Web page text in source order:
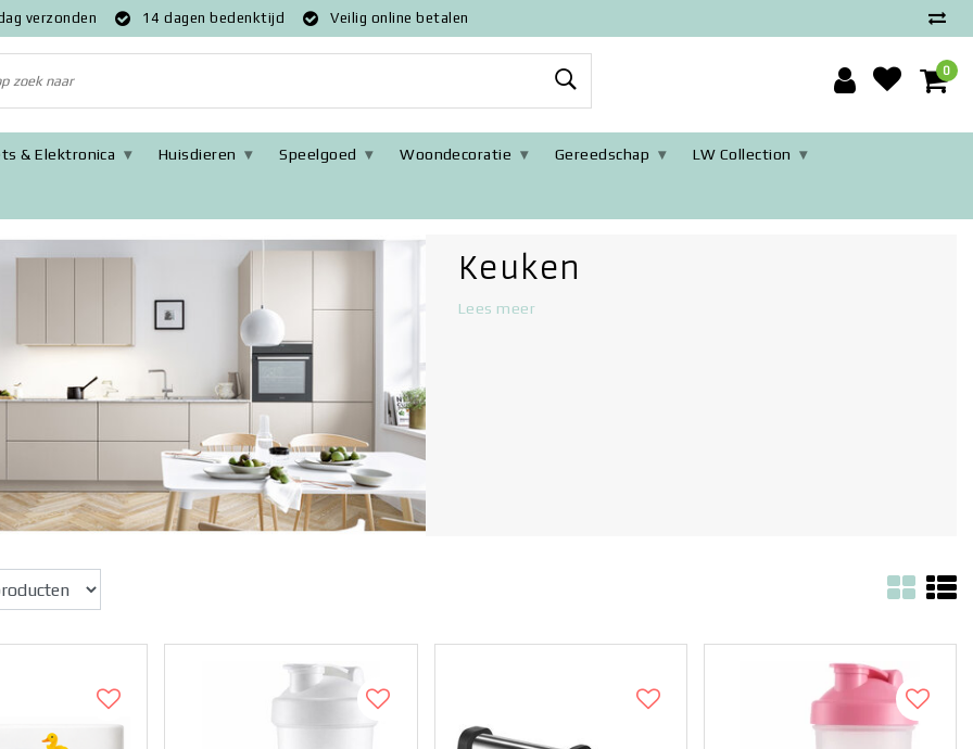
verzonden 14 dagen bedenktijd Veilig online betalen
0
& Elektronica Huisdieren Speelgoed Woondecoratie Gereedschap LW Collection
Keuken
Lees meer